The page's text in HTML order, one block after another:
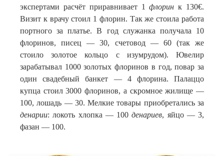
экспертами расчёт приравнивает 1флорин к 130€.
Визит к врачу стоил 1 флорин. Так же стоила работа
портного за платье. В год служанка получала 10
флоринов, писец — 30, счетовод — 60 (так же
стоило золотое кольцо с изумрудом). Ювелир
зарабатывал 1000 золотых флоринов в год, повар за
один свадебный банкет — 4 флорина. Палаццо
купца стоил 3000 флоринов, а скромное жилище —
100, лошадь — 30. Мелкие товары приобретались за
денарии: локоть хлопка — 100денариев, яйцо — 3,
фазан — 100.